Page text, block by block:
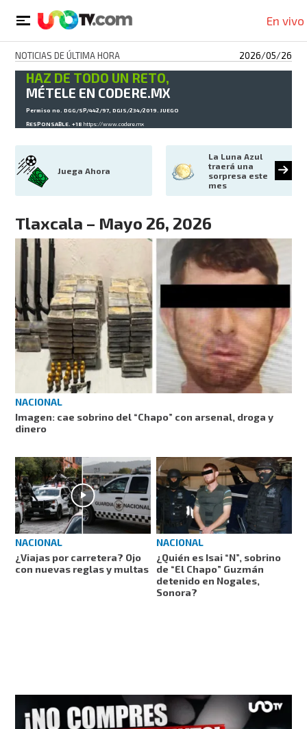
En vivo
NOTICIAS DE ÚLTIMA HORA 2026/05/26
HAZ DE TODO UN RETO,
MÉTELE EN CODERE.MX
Permiso no. DGG/SP/442/97, DGJS/234/2019. JUEGO
RESPONSABLE. +18https://www.codere.mx
Juega Ahora
La Luna Azul
traerá una
sorpresa este
mes
Tlaxcala – Mayo 26, 2026
NACIONAL
Imagen: cae sobrino del “Chapo” con arsenal, droga y
dinero
NACIONAL
¿Viajas por carretera? Ojo
con nuevas reglas y multas
NACIONAL
¿Quién es Isai “N”, sobrino
de “El Chapo” Guzmán
detenido en Nogales,
Sonora?